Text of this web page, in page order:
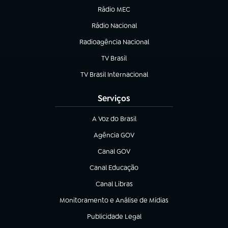
Rádio MEC
(abre em nova aba)
Rádio Nacional
Radioagência Nacional
(abre em nova aba)
TV Brasil
(abre em nova aba)
TV Brasil Internacional
(abre em nova aba)
Serviços
A Voz do Brasil
(abre em nova aba)
Agência GOV
(abre em nova aba)
Canal GOV
(abre em nova aba)
Canal Educação
(abre em nova aba)
Canal Libras
(abre em nova aba)
Monitoramento e Análise de Mídias
(abre em nova aba)
Publicidade Legal
(abre em nova aba)